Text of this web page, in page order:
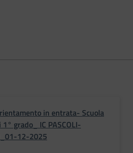
in entrata- Scuola
grado_ IC PASCOLI-
12-2025